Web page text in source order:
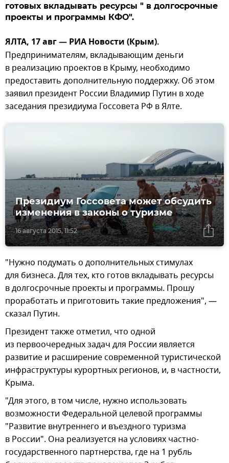
готовых вкладывать ресурсы " в долгосрочные
проекты и программы КФО".
ЯЛТА, 17 авг — РИА Новости (Крым).
Предпринимателям, вкладывающим деньги
в реализацию проектов в Крыму, необходимо
предоставить дополнительную поддержку. Об этом
заявил президент России Владимир Путин в ходе
заседания президиума Госсовета РФ в Ялте.
16 августа 2015, 11:52
Президиум Госсовета может обсудить
изменения в законы о туризме
"Нужно подумать о дополнительных стимулах
для бизнеса. Для тех, кто готов вкладывать ресурсы
в долгосрочные проекты и программы. Прошу
проработать и приготовить такие предложения", —
сказал Путин.
Президент также отметил, что одной
из первоочередных задач для России является
развитие и расширение современной туристической
инфраструктуры курортных регионов, и, в частности,
Крыма.
"Для этого, в том числе, нужно использовать
возможности Федеральной целевой программы
"Развитие внутреннего и въездного туризма
в России". Она реализуется на условиях частно-
государственного партнерства, где на 1 рубль